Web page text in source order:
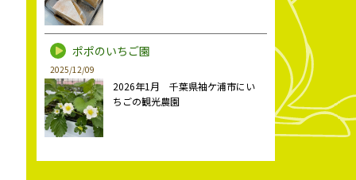
ポポのいちご園
2025/12/09
2026年1月 千葉県袖ケ浦市にい
ちごの観光農園